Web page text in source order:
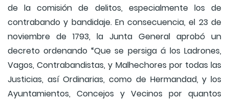
de la comisión de delitos, especialmente los de
contrabando y bandidaje. En consecuencia, el 23 de
noviembre de 1793, la Junta General aprobó un
decreto ordenando “Que se persiga á los Ladrones,
Vagos, Contrabandistas, y Malhechores por todas las
Justicias, así Ordinarias, como de Hermandad, y los
Ayuntamientos, Concejos y Vecinos por quantos